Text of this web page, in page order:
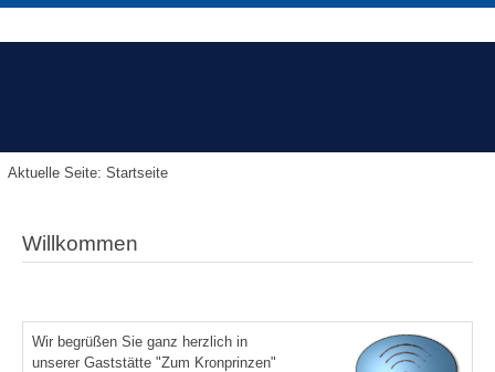
Aktuelle Seite: Startseite
Willkommen
Wir begrüßen Sie ganz herzlich in
unserer Gaststätte "Zum Kronprinzen"